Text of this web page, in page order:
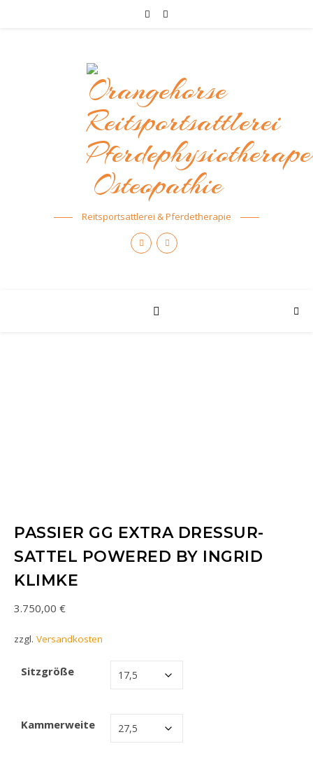
Reitsportsattlerei & Pferdetherapie
PASSIER GG EXTRA DRESSUR-
SATTEL POWERED BY INGRID
KLIMKE
3.750,00 €
zzgl. Versandkosten
Sitzgröße
Kammerweite